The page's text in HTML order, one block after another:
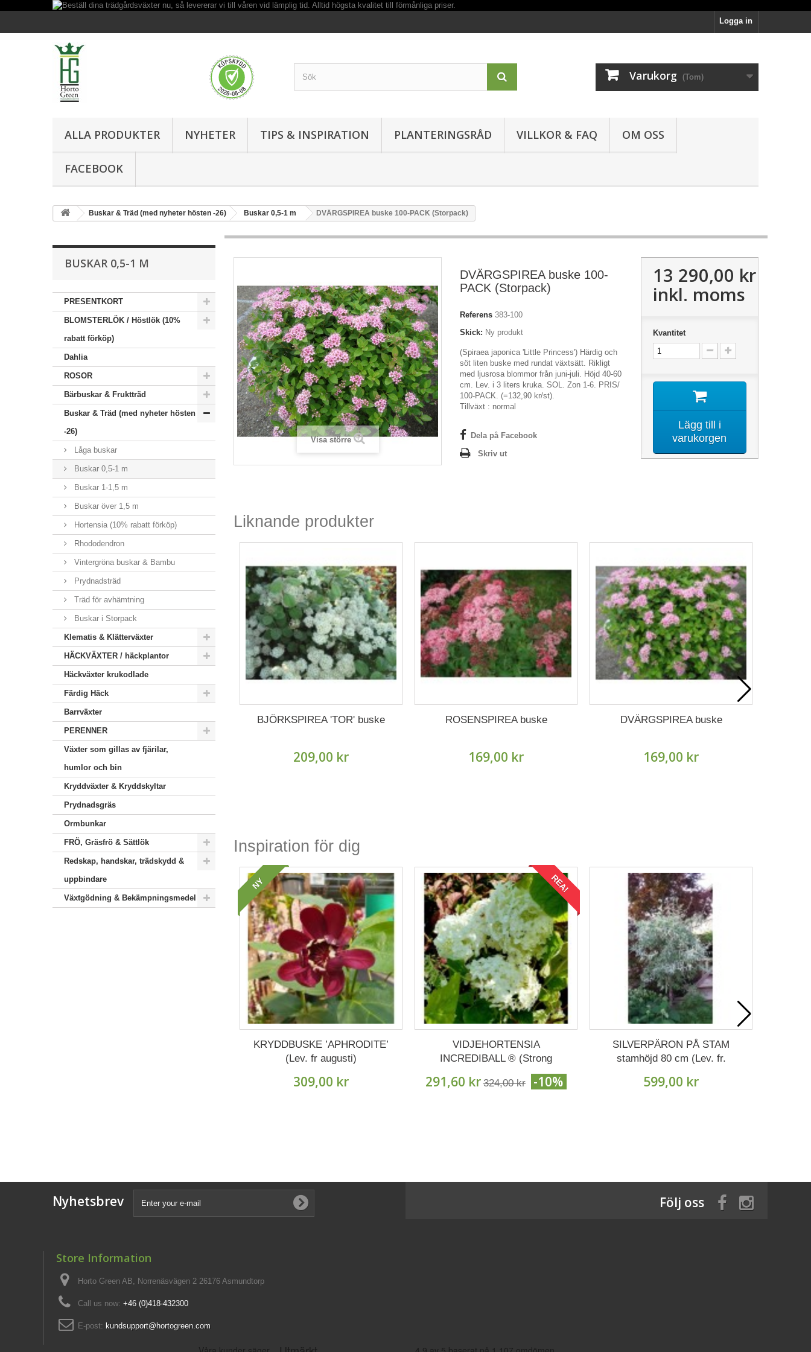
Logga in
Varukorg (Tom)
ALLA PRODUKTER NYHETER TIPS & INSPIRATION PLANTERINGSRÅD VILLKOR & FAQ OM OSS
FACEBOOK
Buskar & Träd (med nyheter hösten -26) Buskar 0,5-1 m DVÄRGSPIREA buske 100-PACK (Storpack)
BUSKAR 0,5-1 M
PRESENTKORT
BLOMSTERLÖK / Höstlök (10%
rabatt förköp)
Dahlia
ROSOR
Bärbuskar & Fruktträd
Buskar & Träd (med nyheter hösten
-26)
Låga buskar
Buskar 0,5-1 m
Buskar 1-1,5 m
Buskar över 1,5 m
Hortensia (10% rabatt förköp)
Rhododendron
Vintergröna buskar & Bambu
Prydnadsträd
Träd för avhämtning
Buskar i Storpack
Klematis & Klätterväxter
HÄCKVÄXTER / häckplantor
Häckväxter krukodlade
Färdig Häck
Barrväxter
PERENNER
Växter som gillas av fjärilar,
humlor och bin
Kryddväxter & Kryddskyltar
Prydnadsgräs
Ormbunkar
FRÖ, Gräsfrö & Sättlök
Redskap, handskar, trädskydd &
uppbindare
Växtgödning & Bekämpningsmedel
Visa större
DVÄRGSPIREA buske 100-
PACK (Storpack)
Referens 383-100
Skick: Ny produkt
(Spiraea japonica 'Little Princess') Härdig och
söt liten buske med rundat växtsätt. Rikligt
med ljusrosa blommor från juni-juli. Höjd 40-60
cm. Lev. i 3 liters kruka. SOL. Zon 1-6. PRIS/
100-PACK. (=132,90 kr/st).
Tillväxt : normal
Dela på Facebook
Skriv ut
13 290,00 kr
inkl. moms
Kvantitet
Lägg till i
varukorgen
Liknande produkter
BJÖRKSPIREA 'TOR' buske
209,00 kr
ROSENSPIREA buske
169,00 kr
DVÄRGSPIREA buske
169,00 kr
Inspiration för dig
NY
KRYDDBUSKE ’APHRODITE’
(Lev. fr augusti)
309,00 kr
REA!
VIDJEHORTENSIA
INCREDIBALL ® (Strong
291,60 kr 324,00 kr -10%
SILVERPÄRON PÅ STAM
stamhöjd 80 cm (Lev. fr.
599,00 kr
Nyhetsbrev Följ oss
Store Information
Horto Green AB, Norrenäsvägen 2 26176 Asmundtorp
Call us now: +46 (0)418-432300
E-post: kundsupport@hortogreen.com